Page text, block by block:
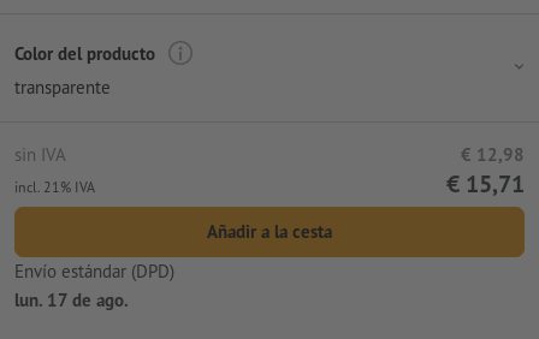
Color del producto
transparente
sin IVA € 12,98
incl. 21% IVA € 15,71
Añadir a la cesta
Envío estándar (DPD)
lun. 17 de ago.